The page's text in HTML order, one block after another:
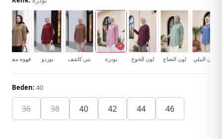
قهوة مفتوحة بوردو بني كاشف بودرة لون الخوخ لون النعناع اللون النيلي
Beden: 40
36 38 40 42 44 46